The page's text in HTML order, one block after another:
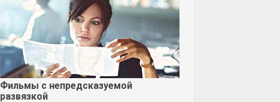
Фильмы с непредсказуемой
развязкой